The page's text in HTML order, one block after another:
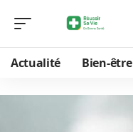
Actualité Bien-être